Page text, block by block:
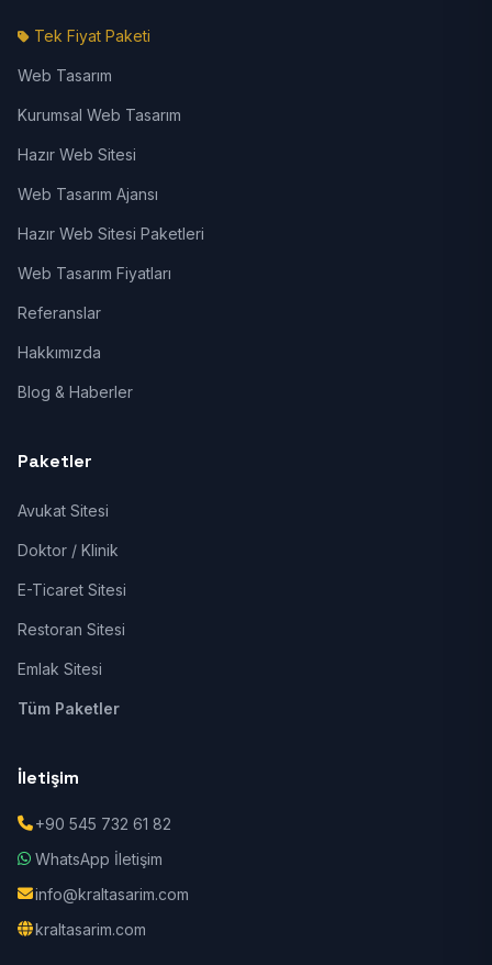
Tek Fiyat Paketi
Web Tasarım
Kurumsal Web Tasarım
Hazır Web Sitesi
Web Tasarım Ajansı
Hazır Web Sitesi Paketleri
Web Tasarım Fiyatları
Referanslar
Hakkımızda
Blog & Haberler
Paketler
Avukat Sitesi
Doktor / Klinik
E-Ticaret Sitesi
Restoran Sitesi
Emlak Sitesi
Tüm Paketler
İletişim
+90 545 732 61 82
WhatsApp İletişim
info@kraltasarim.com
kraltasarim.com